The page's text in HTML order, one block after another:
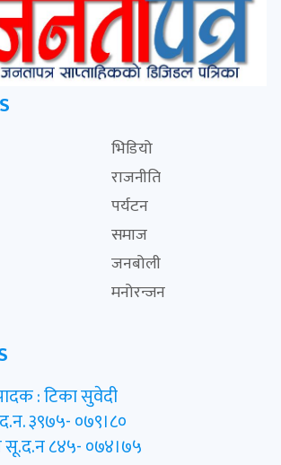
भिडियो
राजनीति
पर्यटन
समाज
जनबोली
मनोरन्जन
: टिका सुवेदी
३९७५- ०७९।८०
सू.द.न ८४५- ०७४।७५